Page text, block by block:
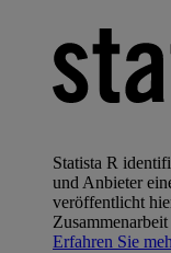
Statista R
und Anbieter
veröffentlicht
Erfahren Sie